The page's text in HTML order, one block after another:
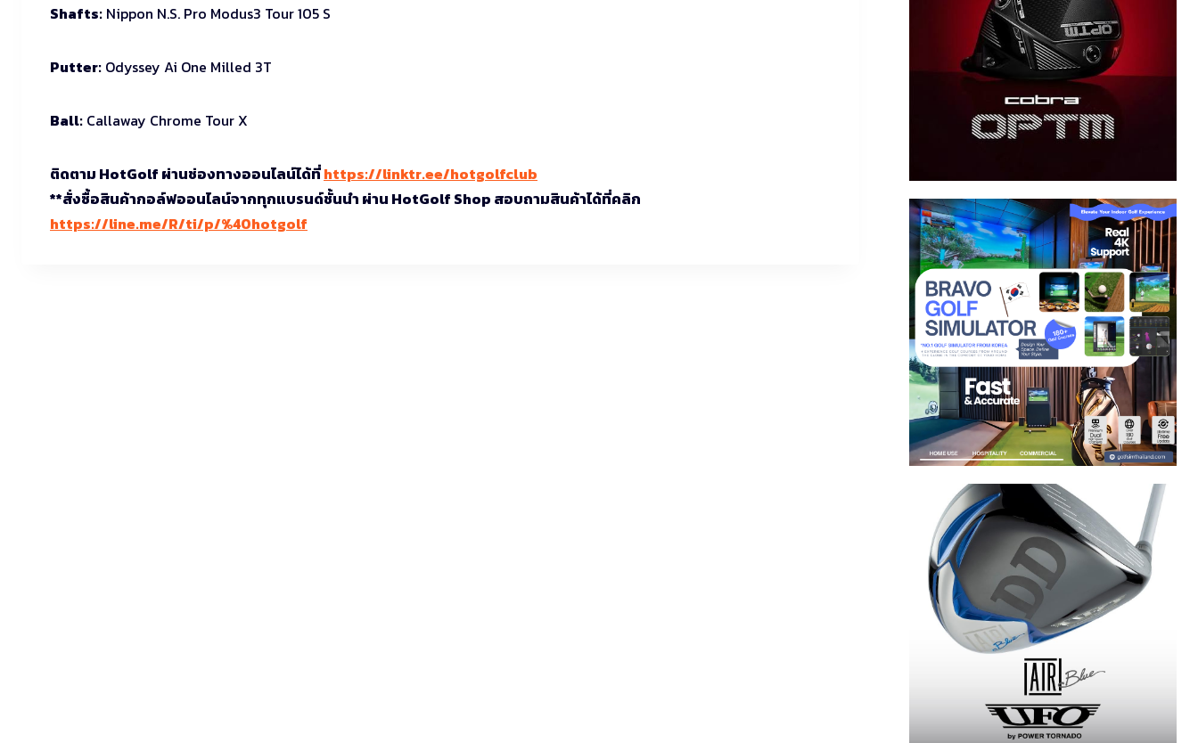
Shafts: Nippon N.S. Pro Modus3 Tour 105 S
Putter: Odyssey Ai One Milled 3T
Ball: Callaway Chrome Tour X
ติดตาม HotGolf ผ่านช่องทางออนไลน์ได้ที่https://linktr.ee/hotgolfclub
**สั่งซื้อสินค้ากอล์ฟออนไลน์จากทุกแบรนด์ชั้นนำ ผ่าน HotGolf Shop สอบถามสินค้าได้ที่คลิก
https://line.me/R/ti/p/%40hotgolf